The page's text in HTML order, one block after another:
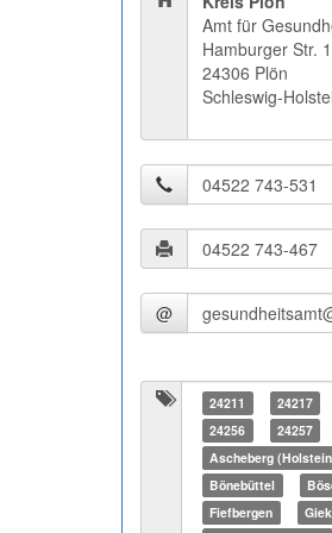
Amt für
Hamburger Str.
24306 Plön
Schleswig-
@
24211 24217
24256
24257
Ascheberg
Bönebüttel
Fiefbergen